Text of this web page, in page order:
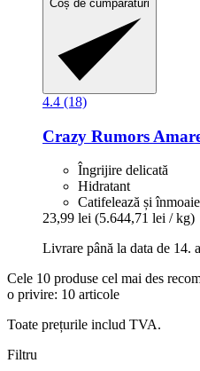
Coș de cumpărături
4.4 (18)
Crazy Rumors
Îngrijire delicată
Hidratant
Catifelează și înmoaie
23,99 lei (5.644,71 lei / kg)
Livrare până la data de 14.
Cele 10 produse cel mai des
o privire: 10 articole
Toate prețurile includ TVA.
Filtru